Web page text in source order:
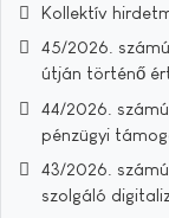
Kollektív
45/2026.
útján történő
44/2026.
pénzügyi
43/2026.
szolgáló